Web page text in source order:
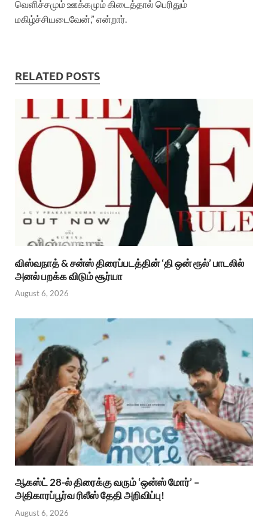
வெளிச்சமும் ஊக்கமும் கிடைத்தால் பெரிதும்
மகிழ்ச்சியடைவேன்,” என்றார்.
RELATED POSTS
விஸ்வநாத் & சன்ஸ் திரைப்படத்தின் ‘தி ஒன் ரூல்’ பாடலில்
அனல் பறக்க விடும் சூர்யா
August 6, 2026
ஆகஸ்ட் 28-ல் திரைக்கு வரும் ‘ஒன்ஸ் மோர்’ –
அதிகாரப்பூர்வ ரிலீஸ் தேதி அறிவிப்பு!
August 6, 2026